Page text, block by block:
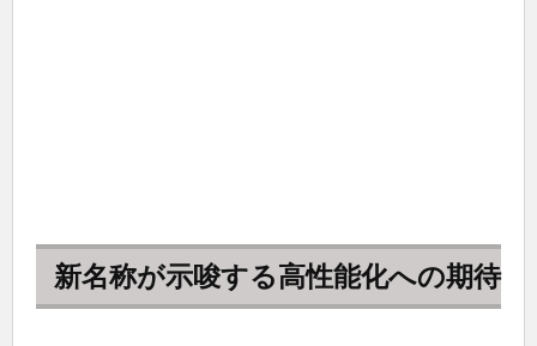
新名称が示唆する高性能化への期待